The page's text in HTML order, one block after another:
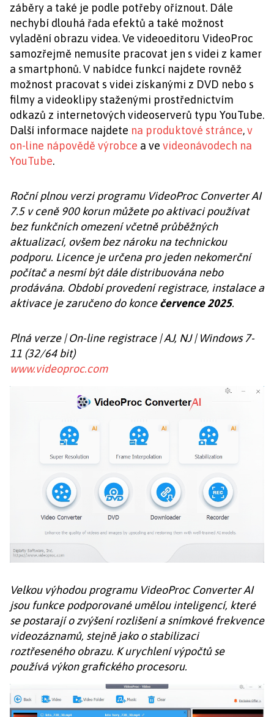
záběry a také je podle potřeby oříznout. Dále
nechybí dlouhá řada efektů a také možnost
vyladění obrazu videa. Ve videoeditoru VideoProc
samozřejmě nemusíte pracovat jen s videi z kamer
a smartphonů. V nabídce funkcí najdete rovněž
možnost pracovat s videi získanými z DVD nebo s
filmy a videoklipy staženými prostřednictvím
odkazů z internetových videoserverů typu YouTube.
Další informace najdete na produktové stránce,v
on-line nápovědě výrobce a ve videonávodech na
YouTube.
Roční plnou verzi programu VideoProc Converter AI
7.5 v ceně 900 korun můžete po aktivaci používat
bez funkčních omezení včetně průběžných
aktualizací, ovšem bez nároku na technickou
podporu. Licence je určena pro jeden nekomerční
počítač a nesmí být dále distribuována nebo
prodávána. Období provedení registrace, instalace a
aktivace je zaručeno do koncečervence 2025.
Plná verze | On-line registrace | AJ, NJ | Windows 7-
11 (32/64 bit)
www.videoproc.com
Velkou výhodou programu VideoProc Converter AI
jsou funkce podporované umělou inteligencí, které
se postarají o zvýšení rozlišení a snímkové frekvence
videozáznamů, stejně jako o stabilizaci
roztřeseného obrazu. K urychlení výpočtů se
používá výkon grafického procesoru.